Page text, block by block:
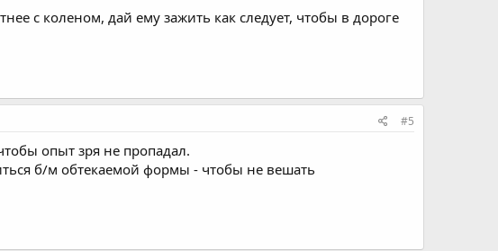
с коленом, дай ему зажить как следует, чтобы в дороге
#5
опыт зря не пропадал.
б/м обтекаемой формы - чтобы не вешать